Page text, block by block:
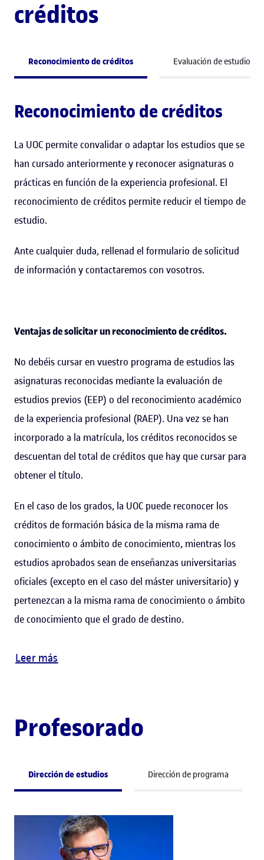
créditos
Reconocimiento de créditos Evaluación de estudios
Reconocimiento de créditos
La UOC permite convalidar o adaptar los estudios que se
han cursado anteriormente y reconocer asignaturas o
prácticas en función de la experiencia profesional. El
reconocimiento de créditos permite reducir el tiempo de
estudio.
Ante cualquier duda, rellenad el formulario de solicitud
de información y contactaremos con vosotros.
Ventajas de solicitar un reconocimiento de créditos.
No debéis cursar en vuestro programa de estudios las
asignaturas reconocidas mediante la evaluación de
estudios previos (EEP) o del reconocimiento académico
de la experiencia profesional (RAEP). Una vez se han
incorporado a la matrícula, los créditos reconocidos se
descuentan del total de créditos que hay que cursar para
obtener el título.
En el caso de los grados, la UOC puede reconocer los
créditos de formación básica de la misma rama de
conocimiento o ámbito de conocimiento, mientras los
estudios aprobados sean de enseñanzas universitarias
oficiales (excepto en el caso del máster universitario) y
pertenezcan a la misma rama de conocimiento o ámbito
de conocimiento que el grado de destino.
Leer más
Profesorado
Dirección de estudios Dirección de programa